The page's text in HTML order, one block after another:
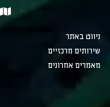
ניווט באתר
שירותים מרכזיים
מאמרים אחרונים